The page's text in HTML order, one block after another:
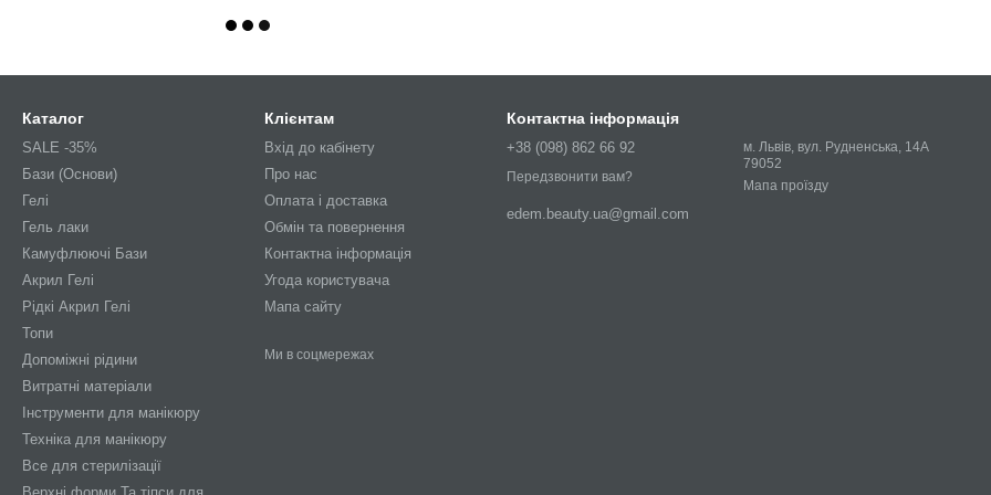
Каталог
SALE -35%
Бази (Основи)
Гелі
Гель лаки
Камуфлюючі Бази
Акрил Гелі
Рідкі Акрил Гелі
Топи
Допоміжні рідини
Витратні матеріали
Інструменти для манікюру
Техніка для манікюру
Все для стерилізації
Клієнтам
Вхід до кабінету
Про нас
Оплата і доставка
Обмін та повернення
Контактна інформація
Угода користувача
Мапа сайту
Ми в соцмережах
Контактна інформація
+38 (098) 862 66 92
Передзвонити вам?
edem.beauty.ua@gmail.com
м. Львів, вул. Рудненська, 14А
79052
Мапа проїзду